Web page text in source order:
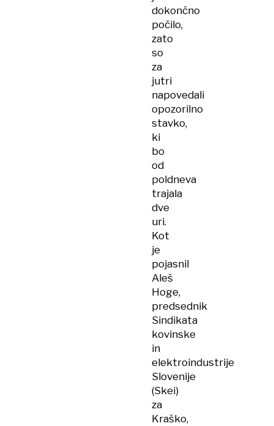
dokončno
počilo,
zato
so
za
jutri
napovedali
opozorilno
stavko,
ki
bo
od
poldneva
trajala
dve
uri.
Kot
je
pojasnil
Aleš
Hoge,
predsednik
Sindikata
kovinske
in
elektroindustrije
Slovenije
(Skei)
za
Kraško,